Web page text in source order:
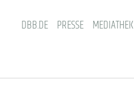
DBB.DE PRESSE MEDIATHEK